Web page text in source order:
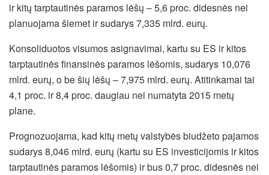
ir kitų tarptautinės paramos lėšų ‒ 5,6 proc. didesnės nei
planuojama šiemet ir sudarys 7,335 mlrd. eurų.
Konsoliduotos visumos asignavimai, kartu su ES ir kitos
tarptautinės finansinės paramos lėšomis, sudarys 10,076
mlrd. eurų, o be šių lėšų – 7,975 mlrd. eurų. Atitinkamai tai
4,1 proc. ir 8,4 proc. daugiau nei numatyta 2015 metų
plane.
Prognozuojama, kad kitų metų valstybės biudžeto pajamos
sudarys 8,046 mlrd. eurų (kartu su ES investicijomis ir kitos
tarptautinės paramos lėšomis) ir bus 0,7 proc. didesnės nei